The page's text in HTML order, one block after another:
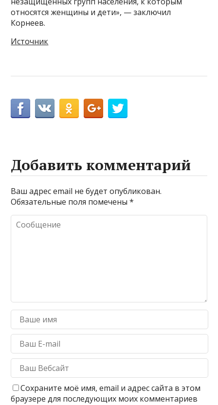
относятся женщины и дети», — заключил
Корнеев.
Источник
Добавить комментарий
Ваш адрес email не будет опубликован.
Обязательные поля помечены*
Сохраните моё имя, email и адрес сайта в этом
браузере для последующих моих комментариев